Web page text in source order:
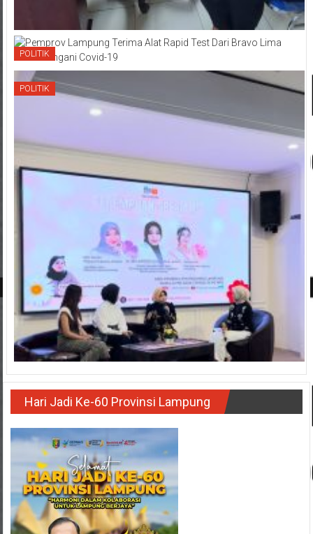
POLITIK
POLITIK
Hari Jadi Ke-60 Provinsi Lampung